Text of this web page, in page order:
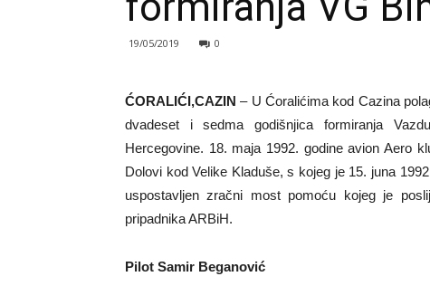
19/05/2019 0
ĆORALIĆI,CAZIN – U Ćoralićima kod Cazina
dvadeset i sedma godišnjica formiranja
Hercegovine. 18. maja 1992. godine avion Aero
Dolovi kod Velike Kladuše, s kojeg je 15. juna
uspostavljen zračni most pomoću kojeg je
pripadnika ARBiH.
Pilot Samir Beganović